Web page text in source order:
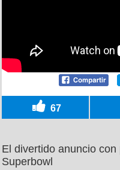
67
El divertido anuncio
Superbowl